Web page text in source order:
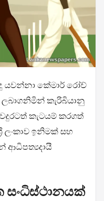
යවන්නා කේමාර් රෝච්
කැරිබියානු
කැටයම් කරගත්
ලංකාව ඉනිමක් සහ
ආධිපත්‍යදායී